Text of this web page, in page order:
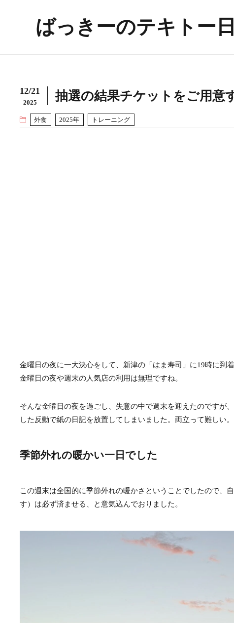
ばっきーのテキトー
12/21
2025 抽選の結果チケットをご用意
外食 2025年 トレーニング
金曜日の夜に一大決心をして、新津の「はま寿司」に19時に到
金曜日の夜や週末の人気店の利用は無理ですね。
そんな金曜日の夜を過ごし、失意の中で週末を迎えたのですが
した反動で紙の日記を放置してしまいました。両立って難しい。
季節外れの暖かい一日でした
この週末は全国的に季節外れの暖かさということでしたので、
す）は必ず済ませる、と意気込んでおりました。